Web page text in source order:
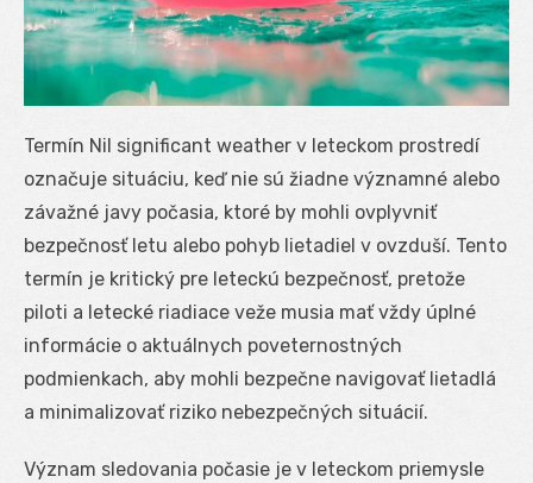
Termín Nil significant weather v leteckom prostredí
označuje situáciu, keď nie sú žiadne významné alebo
závažné javy počasia, ktoré by mohli ovplyvniť
bezpečnosť letu alebo pohyb lietadiel v ovzduší. Tento
termín je kritický pre leteckú bezpečnosť, pretože
piloti a letecké riadiace veže musia mať vždy úplné
informácie o aktuálnych poveternostných
podmienkach, aby mohli bezpečne navigovať lietadlá
a minimalizovať riziko nebezpečných situácií.
Význam sledovania počasie je v leteckom priemysle